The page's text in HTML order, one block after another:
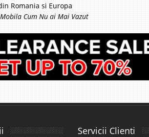
Romania si Europa
Mobila Cum Nu ai Mai Vazut
Servicii Clienti